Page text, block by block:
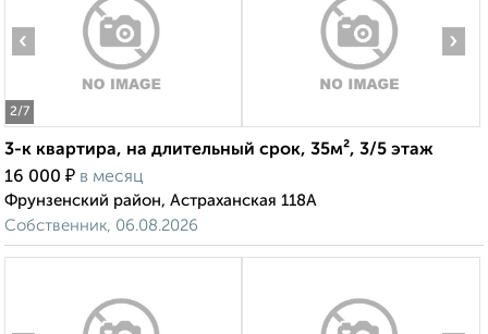
2/7
‹ ›
3-к квартира, на длительный срок, 35м², 3/5 этаж
16 000 ₽ в месяц
Фрунзенский район, Астраханская 118А
Собственник, 06.08.2026